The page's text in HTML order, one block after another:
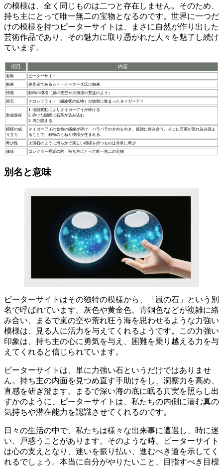
の模様は、全く同じものは二つと存在しません。 そのため、
持ち主にとって唯一無二の宝物となるのです。世界に一つだ
けの模様を持つピーターサイトは、まさに自然が作り出した
芸術作品であり、その魅力に取り憑かれた人々を魅了し続け
ています。
項目 内容
名称
ピーターサイト
由来
発見者であるシド・ピーターズ氏に由来
特徴
独特の模様（嵐の夜空や大海原の荒波のよう）
原石
クロシドライト（繊維状の鉱物）が緻密に集まったタイガーアイ
形成過程
1. 地殻変動によりタイガーアイが砕ける
2. 砕けた隙間に石英が染み込む
3. 再び固まる
模様の成
り立ち
タイガーアイの金色の繊維が砕け、バラバラの方向を向き、複雑に絡み合う。そこに石英が流れ込み固ま
ることで、独特のうねり模様が生まれる。
希少性
大理石のように滑らかで美しい模様を持つものは非常に希少
価値
コレクター垂涎の的、持ち主にとって唯一無二の宝物
別名と意味
ピーターサイトはその独特の模様から、「嵐の石」という別
名で呼ばれています。 灰色や黄金色、青銅色などが複雑に絡
み合い、まるで嵐の空や荒れ狂う海を思わせるような力強い
模様は、見る人に活力を与えてくれるようです。この力強い
印象は、持ち主の心に 勇気を与え、困難を乗り越える力 を与
えてくれると信じられています。
ピーターサイトは、単に力強い石というだけではありませ
ん。持ち主の内面を見つめ直す手助けをし、 洞察力 を高め、
直感を研ぎ澄ます。まるで深い海の底に眠る真実を照らし出
すかのように、ピーターサイトは、私たちの内側に潜む真の
気持ちや潜在能力 を認識させてくれるのです。
日々の生活の中で、私たちは様々な出来事に遭遇し、時に迷
い、戸惑うことがあります。そのような時、ピーターサイト
は心の支え となり、迷いを振り払い、進むべき道を示してく
れるでしょう。 本当に自分がやりたいこと、目指すべき目標